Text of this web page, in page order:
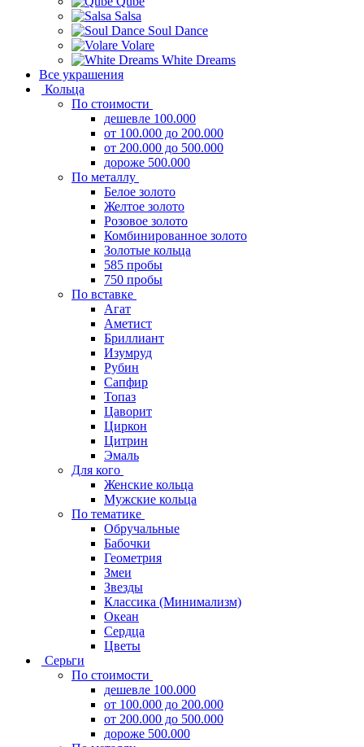
Salsa
Soul Dance
Volare
White Dreams
Все украшения
Кольца
По стоимости
дешевле 100.000
от 100.000 до 200.000
от 200.000 до 500.000
дороже 500.000
По металлу
Белое золото
Желтое золото
Розовое золото
Комбинированное золото
Золотые кольца
585 пробы
750 пробы
По вставке
Агат
Аметист
Бриллиант
Изумруд
Рубин
Сапфир
Топаз
Цаворит
Циркон
Цитрин
Эмаль
Для кого
Женские кольца
Мужские кольца
По тематике
Обручальные
Бабочки
Геометрия
Змеи
Звезды
Классика (Минимализм)
Океан
Сердца
Цветы
Серьги
По стоимости
дешевле 100.000
от 100.000 до 200.000
от 200.000 до 500.000
дороже 500.000